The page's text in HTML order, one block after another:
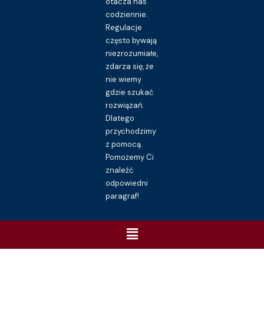
codziennie.
Regulacje
często bywają
niezrozumiałe,
zdarza się, że
nie wiemy
gdzie szukać
rozwiązań.
Dlatego
przychodzimy
z pomocą.
Pomożemy Ci
znaleźć
odpowiedni
paragraf!
Menu